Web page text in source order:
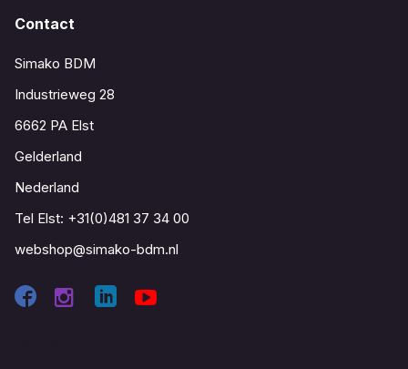
Contact
Simako BDM
Industrieweg 28
6662 PA Elst
Gelderland
Nederland
Tel Elst: +31(0)481 37 34 00
webshop@simako-bdm.nl